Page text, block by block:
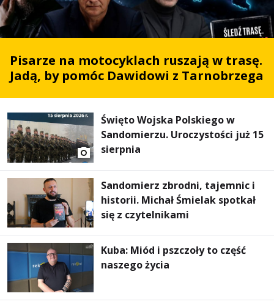
Pisarze na motocyklach ruszają w trasę.
Jadą, by pomóc Dawidowi z Tarnobrzega
Święto Wojska Polskiego w
Sandomierzu. Uroczystości już 15
sierpnia
Sandomierz zbrodni, tajemnic i
historii. Michał Śmielak spotkał
się z czytelnikami
Kuba: Miód i pszczoły to część
naszego życia